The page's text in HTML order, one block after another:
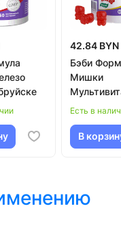
42.84 BYN
Бэби
Мишки
№60 в
Есть в
В